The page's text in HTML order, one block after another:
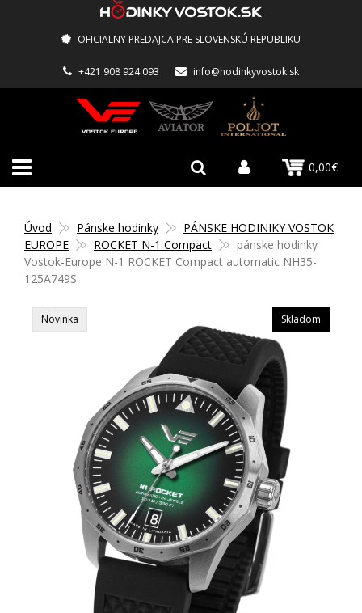
OFICIALNY PREDAJCA PRE SLOVENSKÚ REPUBLIKU
+421 908 924 093 info@hodinkyvostok.sk
0,00€
Úvod Pánske hodinky
PÁNSKE HODINIKY VOSTOK
EUROPE
ROCKET N-1 Compact
pánske hodinky
Vostok-Europe N-1 ROCKET Compact automatic NH35-
125A749S
Novinka Skladom